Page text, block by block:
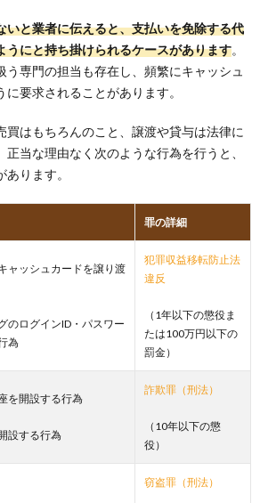
いと業者に伝えると、支払いを免除する代
うにと持ち掛けられるケースがあります。
う専門の担当も存在し、頻繁にキャッシュ
要求されることがあります。
買はもちろんのこと、譲渡や貸与は法律に
当な理由なく次のような行為を行うと、
ります。
罪の詳細
ャッシュカードを譲り渡
のログインID・パスワー
為
犯罪収益移転防止法
違反
（1年以下の懲役ま
たは100万円以下の
罰金）
を開設する行為
設する行為
詐欺罪（刑法）
（10年以下の懲
役）
窃盗罪（刑法）